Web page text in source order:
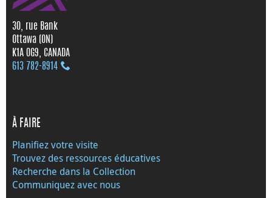
30, rue Bank
Ottawa (ON)
K1A 0G9, CANADA
613 782‑8914
À FAIRE
Planifiez votre visite
Trouvez des ressources éducatives
Recherche dans la Collection
Communiquez avec nous